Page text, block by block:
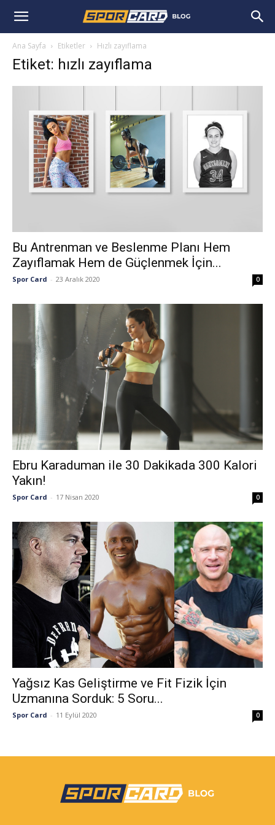
Ana Sayfa Etiketler Hızlı zayıflama
Etiket: hızlı zayıflama
Bu Antrenman ve Beslenme Planı Hem
Zayıflamak Hem de Güçlenmek İçin...
Spor Card - 23 Aralık 2020 0
Ebru Karaduman ile 30 Dakikada 300 Kalori
Yakın!
Spor Card - 17 Nisan 2020 0
Yağsız Kas Geliştirme ve Fit Fizik İçin
Uzmanına Sorduk: 5 Soru...
Spor Card - 11 Eylül 2020 0